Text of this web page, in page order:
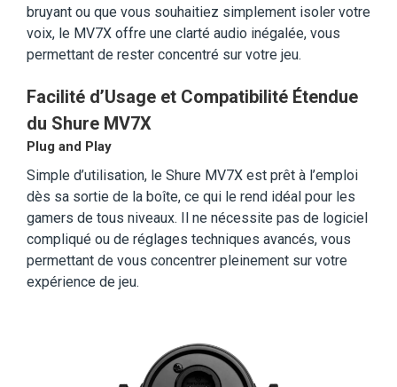
bruyant ou que vous souhaitiez simplement isoler votre
voix, le MV7X offre une clarté audio inégalée, vous
permettant de rester concentré sur votre jeu.
Facilité d’Usage et Compatibilité Étendue
du Shure MV7X
Plug and Play
Simple d’utilisation, le Shure MV7X est prêt à l’emploi
dès sa sortie de la boîte, ce qui le rend idéal pour les
gamers de tous niveaux. Il ne nécessite pas de logiciel
compliqué ou de réglages techniques avancés, vous
permettant de vous concentrer pleinement sur votre
expérience de jeu.